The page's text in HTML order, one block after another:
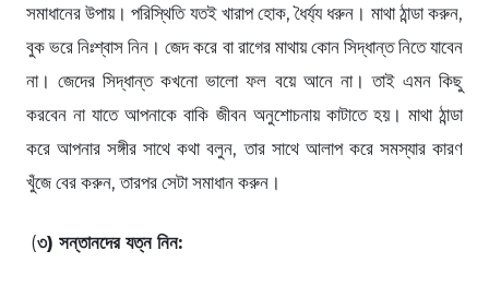
সমাধানের উপায়। পরিস্থিতি যতই খারাপ হোক, ধৈর্য্য ধরুন। মাথা ঠান্ডা করুন,
বুক ভরে নিঃশ্বাস নিন। জেদ করে বা রাগের মাথায় কোন সিদ্ধান্ত নিতে যাবেন
না। জেদের সিদ্ধান্ত কখনো ভালো ফল বয়ে আনে না। তাই এমন কিছু
করবেন না যাতে আপনাকে বাকি জীবন অনুশোচনায় কাটাতে হয়। মাথা ঠান্ডা
করে আপনার সঙ্গীর সাথে কথা বলুন, তার সাথে আলাপ করে সমস্যার কারণ
খুঁজে বের করুন, তারপর সেটা সমাধান করুন।
(৩) সন্তানদের যত্ন নিন: